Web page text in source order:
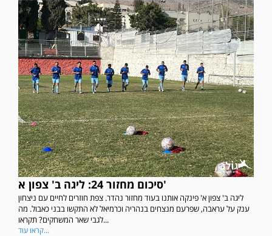
סיכום מחזור 24: ליגה ב' צפון א'
ליגה ב' צפון א' פינקה אותנו בעוד מחזור נהדר. צפת חוזרים לחיים עם ניצחון
ענק על עראבה, שפרעם מנצחים בנהריה וכרמיאל לא התקשו בבני כאבול. מה
לגבי שאר המשחקים? תקראו...
קראו עוד...